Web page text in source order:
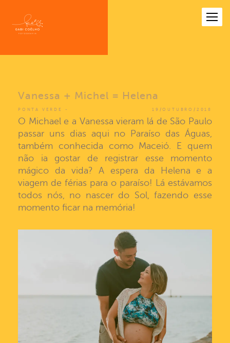
PONTA VERDE 19/OUTUBRO/2018
Vanessa + Michel = Helena
O Michael e a Vanessa vieram lá de São Paulo
passar uns dias aqui no Paraíso das Águas,
também conhecida como Maceió. E quem
não ia gostar de registrar esse momento
mágico da vida? A espera da Helena e a
viagem de férias para o paraíso! Lá estávamos
todos nós, no nascer do Sol, fazendo esse
momento ficar na memória!